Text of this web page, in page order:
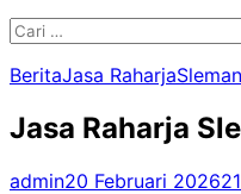
Cari
BeritaJasa RaharjaSleman
Jasa Raharja
admin20 Februari 2026